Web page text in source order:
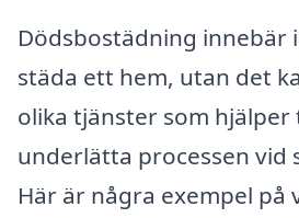
Dödsbostädning innebär
städa ett hem, utan det
olika tjänster som hjälper
underlätta processen vid
Här är några exempel på